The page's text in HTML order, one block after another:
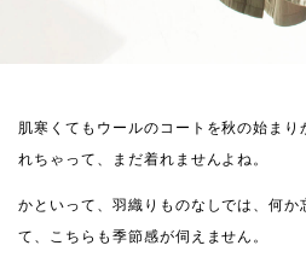
肌寒くてもウールのコートを秋の始ま
れちゃって、まだ着れませんよね。
かといって、羽織りものなしでは、何か
て、こちらも季節感が伺えません。